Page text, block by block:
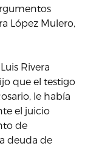
López Mulero,
Rivera
que el testigo
le había
el juicio
de
deuda de